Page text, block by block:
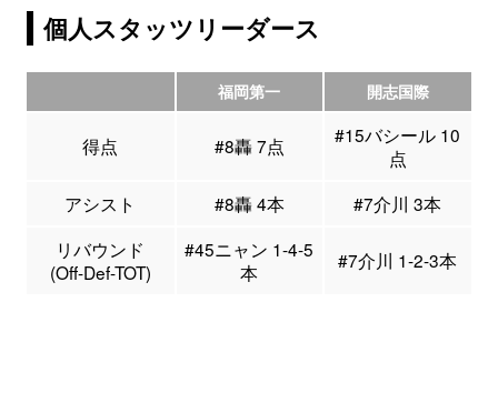
個人スタッツリーダース
福岡第一 開志国際
得点 #8轟 7点
#15バシール 10
点
アシスト
#8轟 4本
#7介川 3本
リバウンド
(Off-Def-TOT)
#45ニャン 1-4-5
本
#7介川 1-2-3本